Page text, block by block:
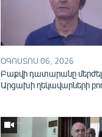
1080p
ՕԳՈՍՏՈՍ 06, 2026
Բաքվի դատարանը մերժել
Արցախի ղեկավարների